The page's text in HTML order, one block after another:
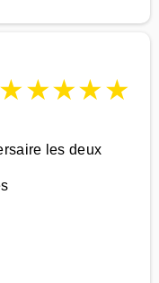
★★★★★
les deux